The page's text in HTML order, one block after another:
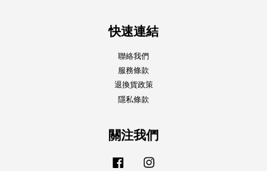
快速連結
聯絡我們
服務條款
退換貨政策
隱私條款
關注我們
Facebook